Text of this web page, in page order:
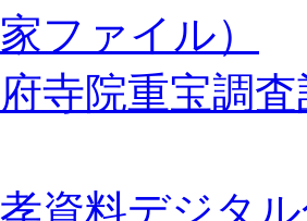
家ファイル）
寺院重宝調
資料デジタ